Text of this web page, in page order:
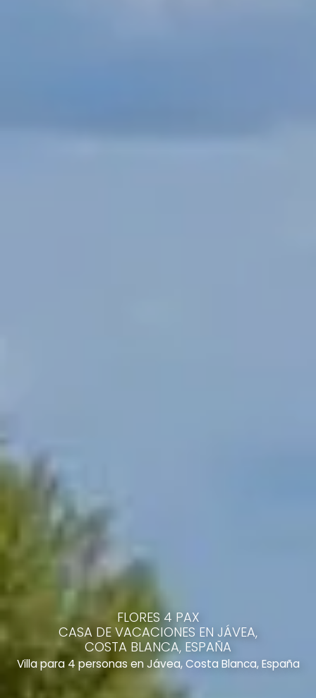
FLORES 4 PAX
CASA DE VACACIONES EN JÁVEA,
COSTA BLANCA, ESPAÑA
Villa para 4 personas en Jávea, Costa Blanca, España